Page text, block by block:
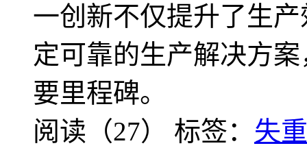
一创新不仅提升了生
定可靠的生产解决方
要里程碑。
阅读（27） 标签： 失